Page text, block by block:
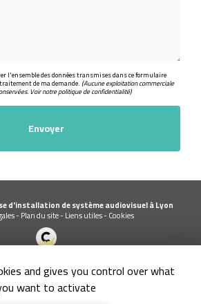
l'ensemble des données transmises dans ce formulaire
de ma demande. (Aucune exploitation commerciale
Voir notrepolitique de confidentialité)
d'installation de système audiovisuel à Lyon
-Plan du site-Liens utiles-Cookies
Demande de Devis
and gives you control over what
want to activate